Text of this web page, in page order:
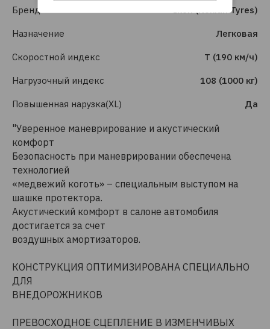
Бренд Ikon (Nokian Tyres)
Назначение Легковая
Скоростной индекс T (190 км/ч)
Нагрузочный индекс 108 (1000 кг)
Повышенная нарузка(XL) Да
"Уверенное маневрирование и акустический
комфорт
Безопасность при маневрировании обеспечена
технологией
«медвежий коготь» – специальным выступом на
шашке протектора.
Акустический комфорт в салоне автомобиля
достигается за счет
воздушных амортизаторов.
КОНСТРУКЦИЯ ОПТИМИЗИРОВАНА СПЕЦИАЛЬНО
ДЛЯ
ВНЕДОРОЖНИКОВ
ПРЕВОСХОДНОЕ СЦЕПЛЕНИЕ В ИЗМЕНЧИВЫХ